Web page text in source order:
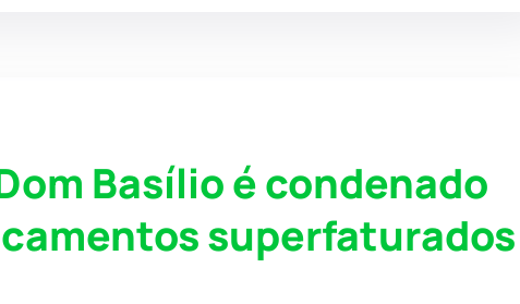
Basílio é condenado
superfaturados